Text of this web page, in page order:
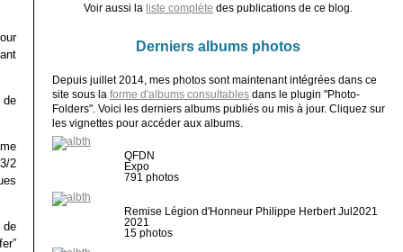
de
2
Voir aussi la liste complète des publications de ce blog.
Derniers albums photos
Depuis juillet 2014, mes photos sont maintenant intégrées dans ce
site sous la forme d'albums consultablesdans le plugin "Photo-
Folders". Voici les derniers albums publiés ou mis à jour. Cliquez sur
les vignettes pour accéder aux albums.
QFDN
Expo
791 photos
Remise Légion d'Honneur Philippe Herbert Jul2021
2021
15 photos